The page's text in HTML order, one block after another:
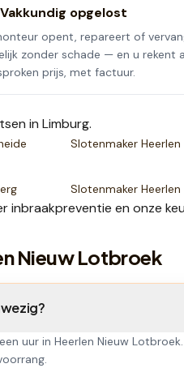
Vakkundig opgelost
opent, repareert of
zonder schade — en u rekent
prijs, met factuur.
in Limburg.
Slotenmaker
Slotenmaker
inbraakpreventie en onze
Nieuw Lotbroek
uur in Heerlen Nieuw